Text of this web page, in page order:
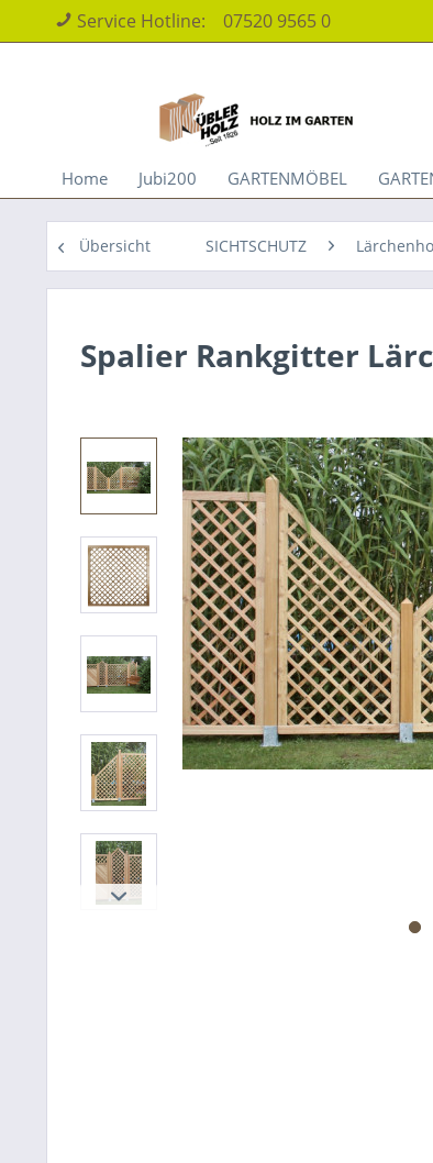
Service Hotline: 07520 9565 0
Home Jubi200 GARTENMÖBEL
Übersicht SICHTSCHUTZ
Spalier Rankgitter